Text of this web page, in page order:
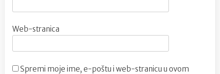
Web-stranica
Spremi moje ime, e-poštu i web-stranicu u ovom